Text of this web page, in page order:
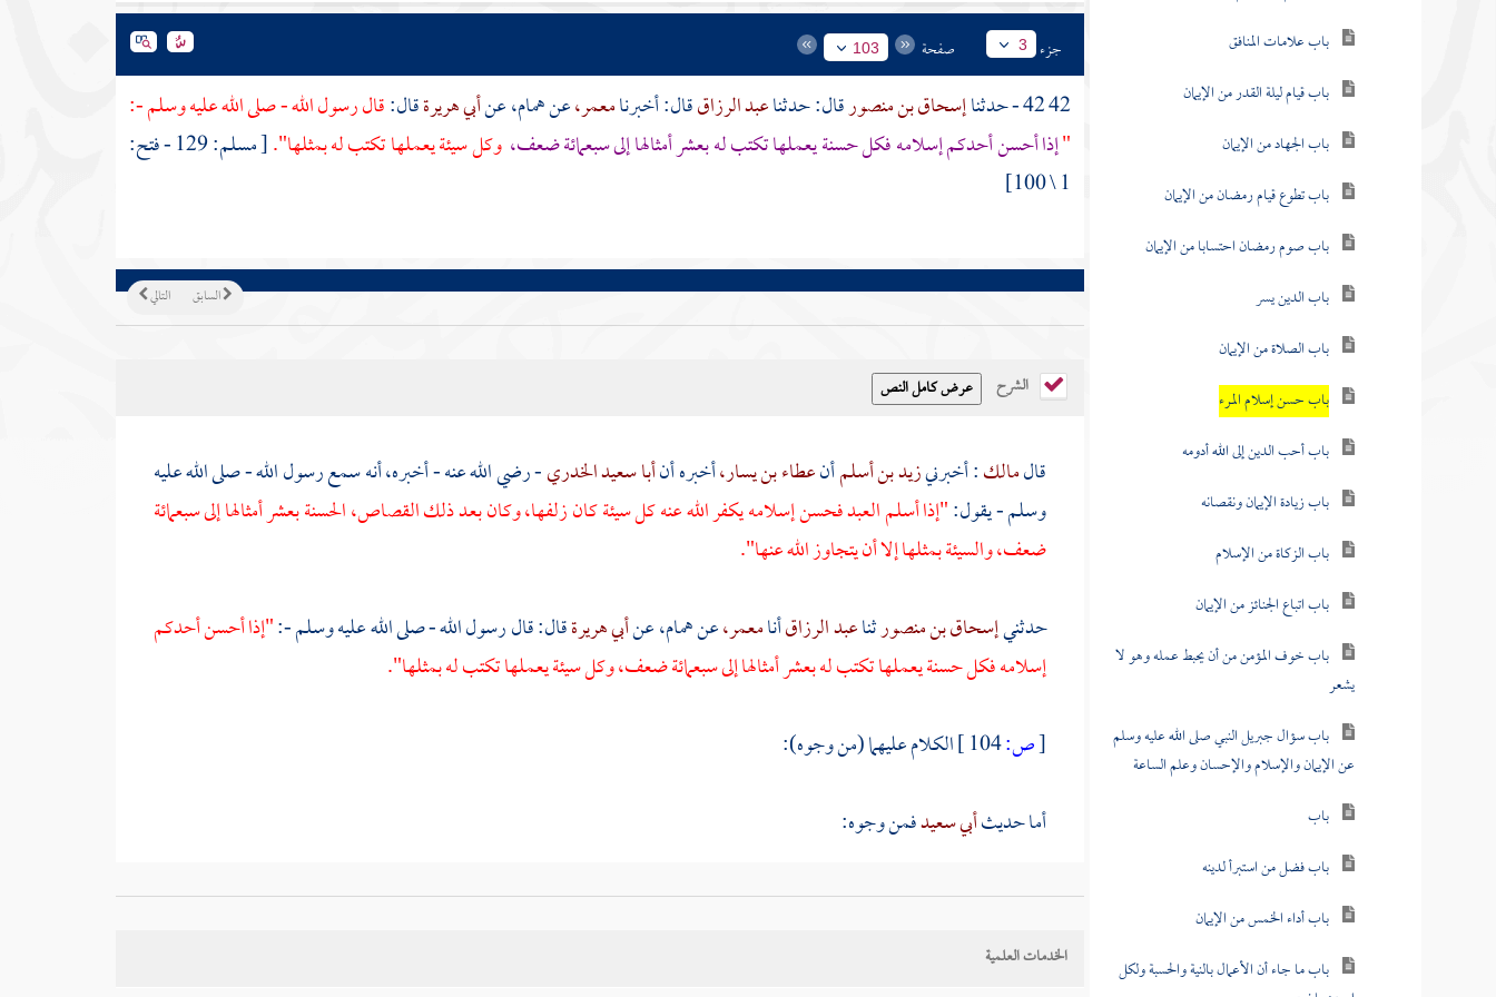
باب علامات المنافق
باب قيام ليلة القدر من الإيمان
باب الجهاد من الإيمان
باب تطوع قيام رمضان من الإيمان
باب صوم رمضان احتسابا من الإيمان
باب الدين يسر
باب الصلاة من الإيمان
باب حسن إسلام المرء
باب أحب الدين إلى الله أدومه
باب زيادة الإيمان ونقصانه
باب الزكاة من الإسلام
باب اتباع الجنائز من الإيمان
باب خوف المؤمن من أن يحبط عمله وهو لا
يشعر
باب سؤال جبريل النبي صلى الله عليه وسلم
عن الإيمان والإسلام والإحسان وعلم الساعة
باب
باب فضل من استبرأ لدينه
باب أداء الخمس من الإيمان
باب ما جاء أن الأعمال بالنية والحسبة ولكل
جزء 3 صفحة 103
42 42 - حدثنا إسحاق بن منصورقال: حدثناعبد الرزاققال: أخبرنامعمر،عنهمام،عنأبي هريرةقال:قال رسول الله - صلى الله عليه وسلم -:
"إذا أحسن أحدكم إسلامه فكل حسنة يعملها تكتب له بعشر أمثالها إلى سبعمائة ضعف، وكل سيئة يعملها تكتب له بمثلها".
[ مسلم: 129 - فتح:
1 \ 100]
التالي السابق
الشرح
قالمالك: أخبرنيزيد بن أسلمأنعطاء بن يسار،أخبره أنأبا سعيد الخدري- رضي الله عنه - أخبره، أنه سمع رسول الله - صلى الله عليه
وسلم - يقول:"إذا أسلم العبد فحسن إسلامه يكفر الله عنه كل سيئة كان زلفها، وكان بعد ذلك القصاص، الحسنة بعشر أمثالها إلى سبعمائة
ضعف، والسيئة بمثلها إلا أن يتجاوز الله عنها".
حدثنيإسحاق بن منصورثناعبد الرزاقأنامعمر،عنهمام،عنأبي هريرةقال: قال رسول الله - صلى الله عليه وسلم -:"إذا أحسن أحدكم
إسلامه فكل حسنة يعملها تكتب له بعشر أمثالها إلى سبعمائة ضعف، وكل سيئة يعملها تكتب له بمثلها".
[ص:
الكلام عليهما (من وجوه):
أما حديثأبي سعيدفمن وجوه:
الأول:
الخدمات العلمية